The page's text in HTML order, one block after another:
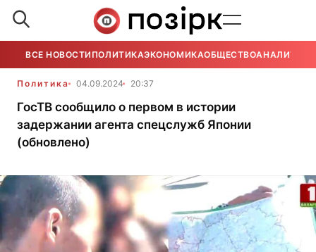
ВСЕ НОВОСТИ ПОЛИТИКАЭКОНОМИКАОБЩЕСТВОАНАЛИТИКА
Политика 04.09.2024 20:37
ГосТВ сообщило о первом в истории
задержании агента спецслужб Японии
(обновлено)